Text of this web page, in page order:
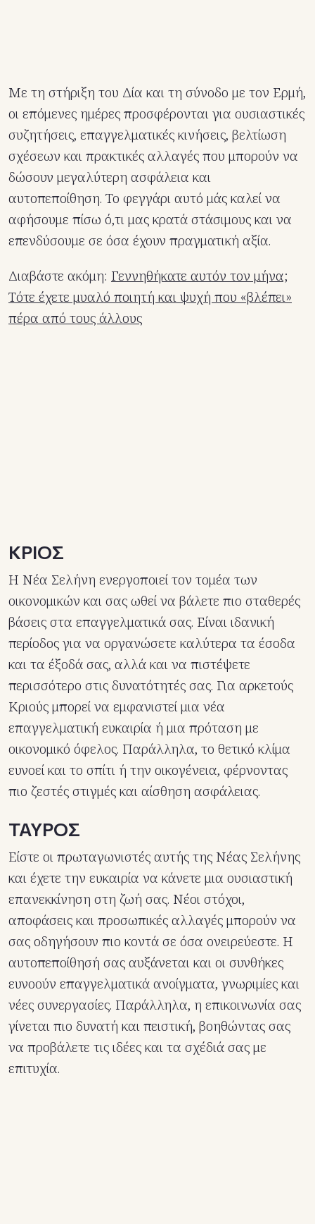
Με τη στήριξη του Δία και τη σύνοδο με τον Ερμή,
οι επόμενες ημέρες προσφέρονται για ουσιαστικές
συζητήσεις, επαγγελματικές κινήσεις, βελτίωση
σχέσεων και πρακτικές αλλαγές που μπορούν να
δώσουν μεγαλύτερη ασφάλεια και
αυτοπεποίθηση. Το φεγγάρι αυτό μάς καλεί να
αφήσουμε πίσω ό,τι μας κρατά στάσιμους και να
επενδύσουμε σε όσα έχουν πραγματική αξία.
Διαβάστε ακόμη: Γεννηθήκατε αυτόν τον μήνα;
Τότε έχετε μυαλό ποιητή και ψυχή που «βλέπει»
πέρα από τους άλλους
ΚΡΙΟΣ
Η Νέα Σελήνη ενεργοποιεί τον τομέα των
οικονομικών και σας ωθεί να βάλετε πιο σταθερές
βάσεις στα επαγγελματικά σας. Είναι ιδανική
περίοδος για να οργανώσετε καλύτερα τα έσοδα
και τα έξοδά σας, αλλά και να πιστέψετε
περισσότερο στις δυνατότητές σας. Για αρκετούς
Κριούς μπορεί να εμφανιστεί μια νέα
επαγγελματική ευκαιρία ή μια πρόταση με
οικονομικό όφελος. Παράλληλα, το θετικό κλίμα
ευνοεί και το σπίτι ή την οικογένεια, φέρνοντας
πιο ζεστές στιγμές και αίσθηση ασφάλειας.
ΤΑΥΡΟΣ
Είστε οι πρωταγωνιστές αυτής της Νέας Σελήνης
και έχετε την ευκαιρία να κάνετε μια ουσιαστική
επανεκκίνηση στη ζωή σας. Νέοι στόχοι,
αποφάσεις και προσωπικές αλλαγές μπορούν να
σας οδηγήσουν πιο κοντά σε όσα ονειρεύεστε. Η
αυτοπεποίθησή σας αυξάνεται και οι συνθήκες
ευνοούν επαγγελματικά ανοίγματα, γνωριμίες και
νέες συνεργασίες. Παράλληλα, η επικοινωνία σας
γίνεται πιο δυνατή και πειστική, βοηθώντας σας
να προβάλετε τις ιδέες και τα σχέδιά σας με
επιτυχία.